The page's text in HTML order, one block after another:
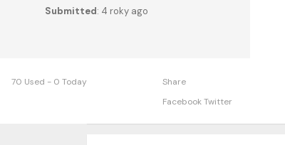
Submitted: 4 roky ago
70 Used - 0 Today
Share
FacebookTwitter